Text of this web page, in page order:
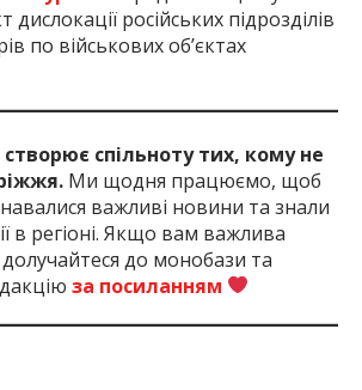
дислокації російських підрозділів
по військових об’єктах
спільноту тих, кому не
Ми щодня працюємо, щоб
важливі новини та знали
в регіоні. Якщо вам важлива
до монобази та
за посиланням